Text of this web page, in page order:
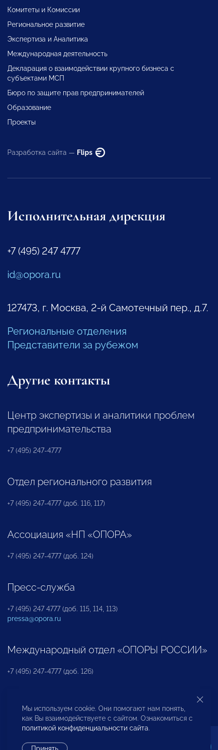
Комитеты и Комиссии
Региональное развитие
Экспертиза и Аналитика
Международная деятельность
Декларация о взаимодействии крупного бизнеса с
субъектами МСП
Бюро по защите прав предпринимателей
Образование
Проекты
Разработка сайта — Flips
Исполнительная дирекция
+7 (495) 247 4777
id@opora.ru
127473, г. Москва, 2-й Самотечный пер., д.7.
Региональные отделения
Представители за рубежом
Другие контакты
Центр экспертизы и аналитики проблем
предпринимательства
+7 (495) 247-4777
Отдел регионального развития
+7 (495) 247-4777 (доб. 116, 117)
Ассоциация «НП «ОПОРА»
+7 (495) 247-4777 (доб. 124)
Пресс-служба
+7 (495) 247 4777 (доб. 115, 114, 113)
pressa@opora.ru
Международный отдел «ОПОРЫ РОССИИ»
+7 (495) 247-4777 (доб. 126)
Бюро по защите прав предпринимателей и
инвесторов
Мы используем cookie. Они помогают нам понять,
как Вы взаимодействуете с сайтом. Ознакомиться с
политикой конфиденциальности сайта.
Принять